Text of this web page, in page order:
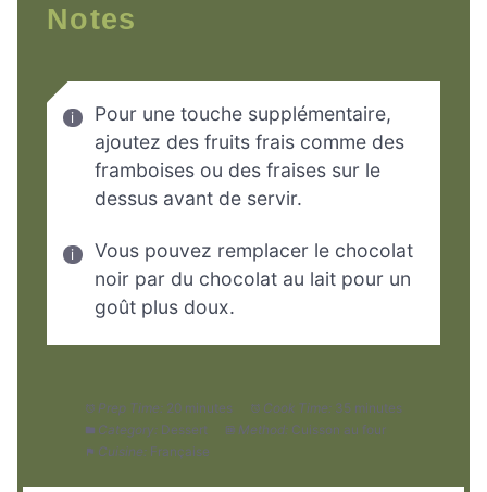
Notes
Pour une touche supplémentaire,
ajoutez des fruits frais comme des
framboises ou des fraises sur le
dessus avant de servir.
Vous pouvez remplacer le chocolat
noir par du chocolat au lait pour un
goût plus doux.
Prep Time: 20 minutes Cook Time: 35 minutes
Category: Dessert Method: Cuisson au four
Cuisine: Française